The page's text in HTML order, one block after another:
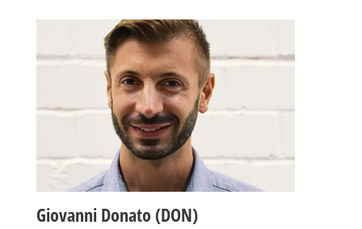
Giovanni Donato (DON)